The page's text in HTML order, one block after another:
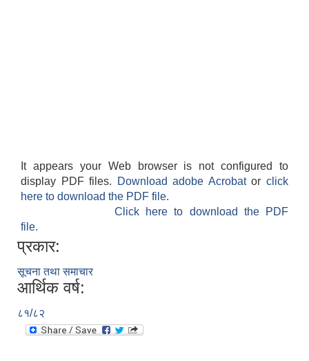
It appears your Web browser is not configured to
display PDF files.
Download adobe Acrobatorclick
here to download the PDF file.
Click here to download the PDF
file.
प्रकार:
सूचना तथा समाचार
आर्थिक वर्ष:
८१/८२